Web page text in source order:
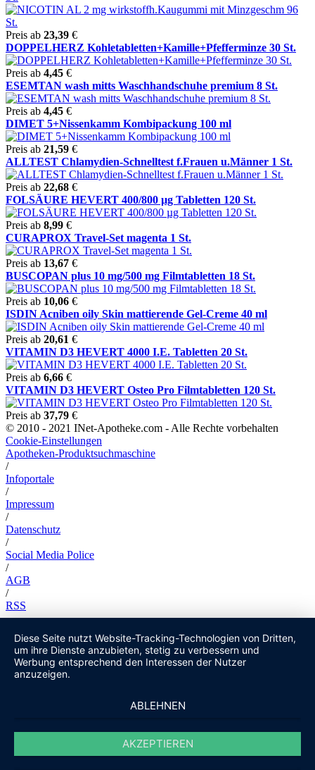
Preis ab 23,39 €
DOPPELHERZ Kohletabletten+Kamille+Pfefferminze 30 St.
Preis ab 4,45 €
ESEMTAN wash mitts Waschhandschuhe premium 8 St.
Preis ab 4,45 €
DIMET 5+Nissenkamm Kombipackung 100 ml
Preis ab 21,59 €
ALLTEST Chlamydien-Schnelltest f.Frauen u.Männer 1 St.
Preis ab 22,68 €
FOLSÄURE HEVERT 400/800 µg Tabletten 120 St.
Preis ab 8,99 €
CURAPROX Travel-Set magenta 1 St.
Preis ab 13,67 €
BUSCOPAN plus 10 mg/500 mg Filmtabletten 18 St.
Preis ab 10,06 €
ISDIN Acniben oily Skin mattierende Gel-Creme 40 ml
Preis ab 20,61 €
VITAMIN D3 HEVERT 4000 I.E. Tabletten 20 St.
Preis ab 6,66 €
VITAMIN D3 HEVERT Osteo Pro Filmtabletten 120 St.
Preis ab 37,79 €
© 2010 - 2021 INet-Apotheke.com - Alle Rechte vorbehalten
Cookie-Einstellungen
Apotheken-Produktsuchmaschine
/
Infoportale
/
Impressum
/
Datenschutz
/
Social Media Police
/
AGB
/
RSS
Diese Seite nutzt Website-Tracking-Technologien von Dritten,
um ihre Dienste anzubieten, stetig zu verbessern und
Werbung entsprechend den Interessen der Nutzer
anzuzeigen.
ABLEHNEN
AKZEPTIEREN